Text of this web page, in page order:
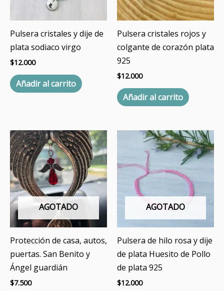
Pulsera cristales y dije de
plata sodiaco virgo
$12.000
Añadir al carrito
Pulsera cristales rojos y
colgante de corazón plata
925
$12.000
Añadir al carrito
AGOTADO
Protección de casa, autos,
puertas. San Benito y
Ángel guardián
$7.500
AGOTADO
Pulsera de hilo rosa y dije
de plata Huesito de Pollo
de plata 925
$12.000